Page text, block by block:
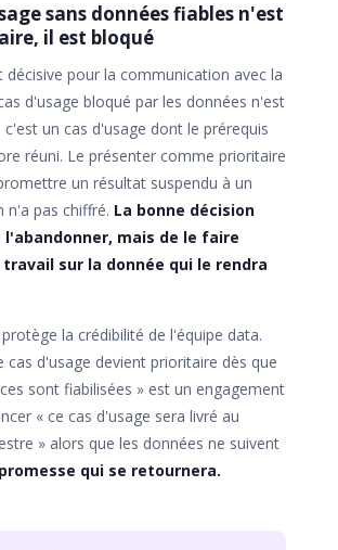
sans données fiables n'est
il est bloqué
décisive pour la communication avec la
d'usage bloqué par les données n'est
c'est un cas d'usage dont le prérequis
réuni. Le présenter comme prioritaire
un résultat suspendu à un
n'a pas chiffré. La bonne décision
l'abandonner, mais de le faire
sur la donnée qui le rendra
la crédibilité de l'équipe data.
cas d'usage devient prioritaire dès que
sont fiabilisées » est un engagement
« ce cas d'usage sera livré au
» alors que les données ne suivent
qui se retournera.